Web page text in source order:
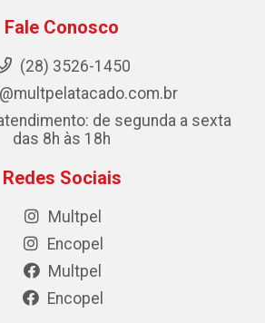
Fale Conosco
(28) 3526-1450
de segunda a sexta
das 8h às 18h
Redes Sociais
Multpel
Encopel
Multpel
Encopel